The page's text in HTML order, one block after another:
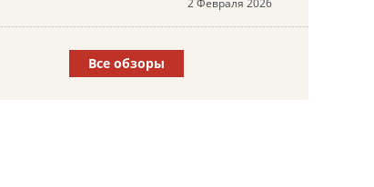
2 Февраля 2026
Все обзоры